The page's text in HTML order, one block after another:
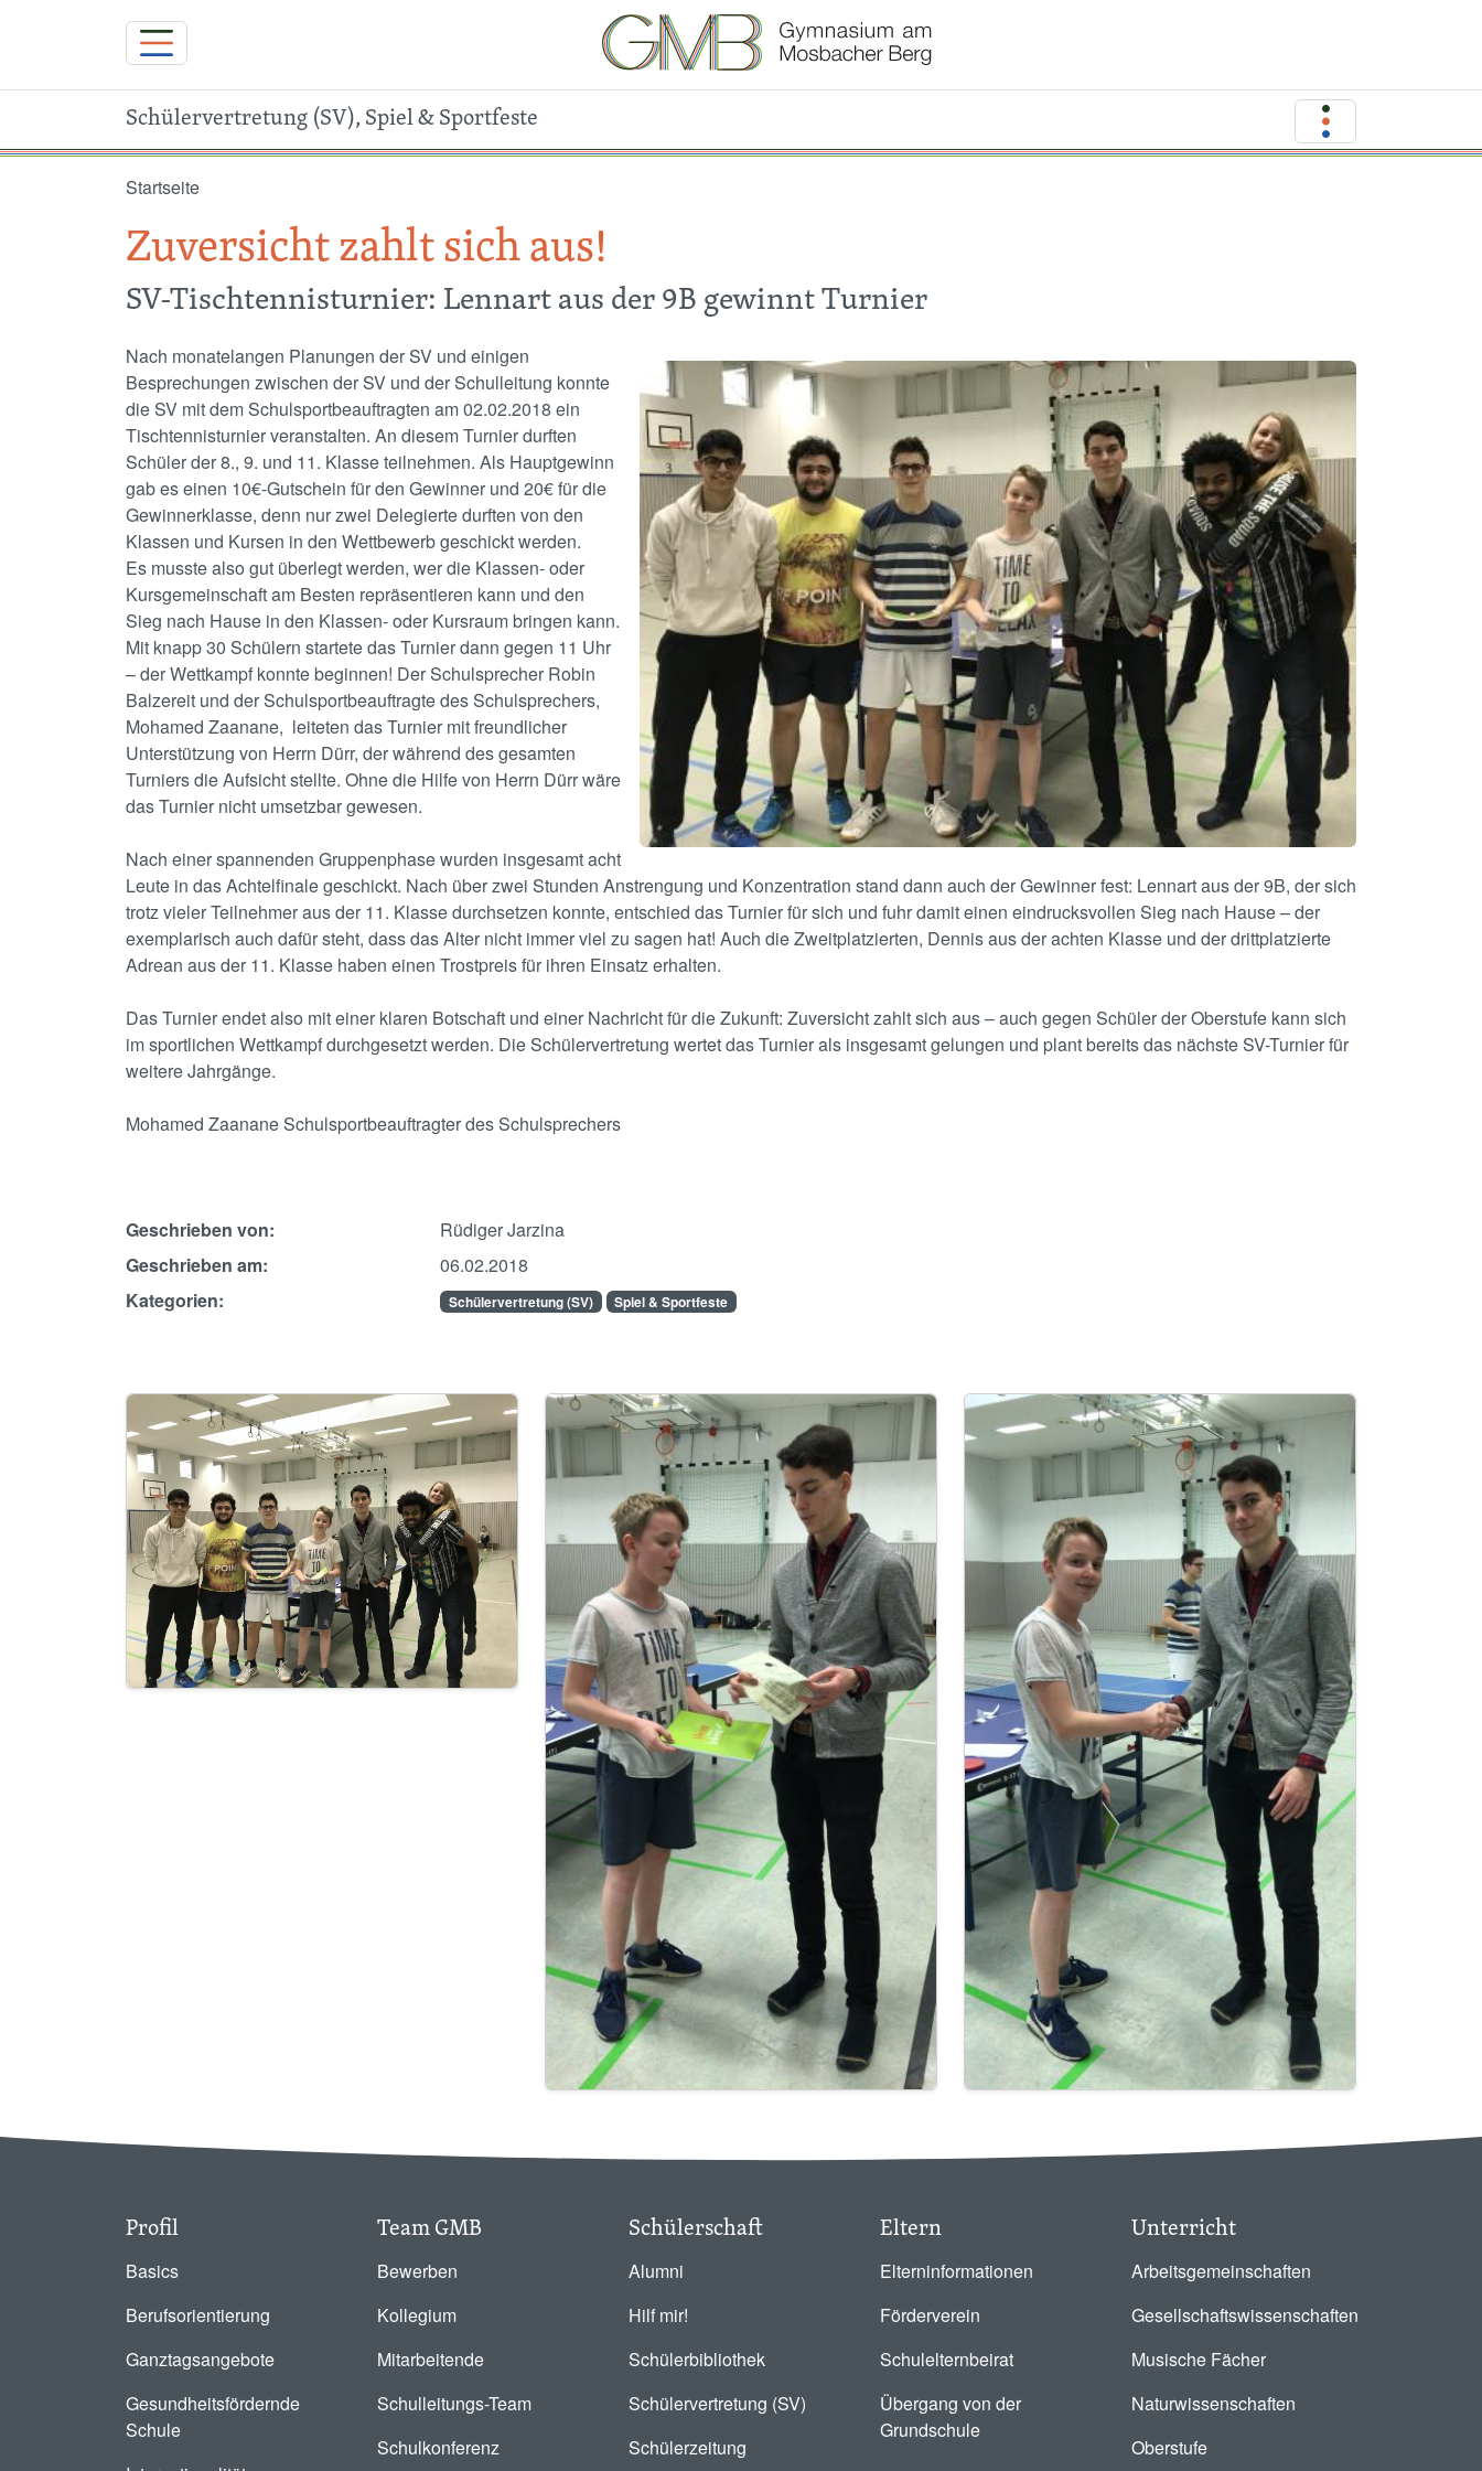
Schülervertretung (SV), Spiel & Sportfeste
Startseite
Zuversicht zahlt sich aus!
SV-Tischtennisturnier: Lennart aus der 9B gewinnt Turnier
Image
Nach monatelangen Planungen der SV und einigen
Besprechungen zwischen der SV und der Schulleitung konnte
die SV mit dem Schulsportbeauftragten am 02.02.2018 ein
Tischtennisturnier veranstalten. An diesem Turnier durften
Schüler der 8., 9. und 11. Klasse teilnehmen. Als Hauptgewinn
gab es einen 10€-Gutschein für den Gewinner und 20€ für die
Gewinnerklasse, denn nur zwei Delegierte durften von den
Klassen und Kursen in den Wettbewerb geschickt werden.
Es musste also gut überlegt werden, wer die Klassen- oder
Kursgemeinschaft am Besten repräsentieren kann und den
Sieg nach Hause in den Klassen- oder Kursraum bringen kann.
Mit knapp 30 Schülern startete das Turnier dann gegen 11 Uhr
– der Wettkampf konnte beginnen! Der Schulsprecher Robin
Balzereit und der Schulsportbeauftragte des Schulsprechers,
Mohamed Zaanane, leiteten das Turnier mit freundlicher
Unterstützung von Herrn Dürr, der während des gesamten
Turniers die Aufsicht stellte. Ohne die Hilfe von Herrn Dürr wäre
das Turnier nicht umsetzbar gewesen.
Nach einer spannenden Gruppenphase wurden insgesamt acht
Leute in das Achtelfinale geschickt. Nach über zwei Stunden Anstrengung und Konzentration stand dann auch der Gewinner fest: Lennart aus der 9B, der sich
trotz vieler Teilnehmer aus der 11. Klasse durchsetzen konnte, entschied das Turnier für sich und fuhr damit einen eindrucksvollen Sieg nach Hause – der
exemplarisch auch dafür steht, dass das Alter nicht immer viel zu sagen hat! Auch die Zweitplatzierten, Dennis aus der achten Klasse und der drittplatzierte
Adrean aus der 11. Klasse haben einen Trostpreis für ihren Einsatz erhalten.
Das Turnier endet also mit einer klaren Botschaft und einer Nachricht für die Zukunft: Zuversicht zahlt sich aus – auch gegen Schüler der Oberstufe kann sich
im sportlichen Wettkampf durchgesetzt werden. Die Schülervertretung wertet das Turnier als insgesamt gelungen und plant bereits das nächste SV-Turnier für
weitere Jahrgänge.
Mohamed Zaanane Schulsportbeauftragter des Schulsprechers
Geschrieben von:
Rüdiger Jarzina
Geschrieben am:
06.02.2018
Kategorien:
Schülervertretung (SV) Spiel & Sportfeste
Image Image Image
Profil
Basics
Berufsorientierung
Ganztagsangebote
Gesundheitsfördernde
Schule
Team GMB
Bewerben
Kollegium
Mitarbeitende
Schulleitungs-Team
Schulkonferenz
Schülerschaft
Alumni
Hilf mir!
Schülerbibliothek
Schülervertretung (SV)
Schülerzeitung
Eltern
Elterninformationen
Förderverein
Schulelternbeirat
Übergang von der
Grundschule
Unterricht
Arbeitsgemeinschaften
Gesellschaftswissenschaften
Musische Fächer
Naturwissenschaften
Oberstufe